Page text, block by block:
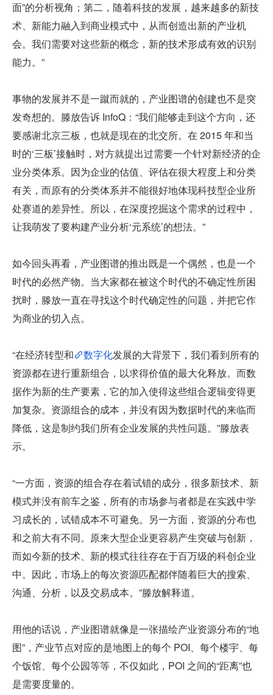
面”的分析视角；第二，随着科技的发展，越来越多的新技
术、新能力融入到商业模式中，从而创造出新的产业机
会。我们需要对这些新的概念，新的技术形成有效的识别
能力。”
事物的发展并不是一蹴而就的，产业图谱的创建也不是突
发奇想的。滕放告诉 InfoQ：“我们能够走到这个方向，还
要感谢北京三板，也就是现在的北交所。在 2015 年和当
时的‘三板’接触时，对方就提出过需要一个针对新经济的企
业分类体系。因为企业的估值、评估在很大程度上和分类
有关，而原有的分类体系并不能很好地体现科技型企业所
处赛道的差异性。所以，在深度挖掘这个需求的过程中，
让我萌发了要构建产业分析‘元系统’的想法。”
如今回头再看，产业图谱的推出既是一个偶然，也是一个
时代的必然产物。当大家都在被这个时代的不确定性所困
扰时，滕放一直在寻找这个时代确定性的问题，并把它作
为商业的切入点。
“在经济转型和 数字化发展的大背景下，我们看到所有的
资源都在进行重新组合，以求得价值的最大化释放。而数
据作为新的生产要素，它的加入使得这些组合逻辑变得更
加复杂。资源组合的成本，并没有因为数据时代的来临而
降低，这是制约我们所有企业发展的共性问题。”滕放表
示。
“一方面，资源的组合存在着试错的成分，很多新技术、新
模式并没有前车之鉴，所有的市场参与者都是在实践中学
习成长的，试错成本不可避免。另一方面，资源的分布也
和之前大有不同。原来大型企业更容易产生突破与创新，
而如今新的技术、新的模式往往存在于百万级的科创企业
中。因此，市场上的每次资源匹配都伴随着巨大的搜索、
沟通、分析，以及交易成本。”滕放解释道。
用他的话说，产业图谱就像是一张描绘产业资源分布的“地
图”，产业节点对应的是地图上的每个 POI、每个楼宇、每
个饭馆、每个公园等等，不仅如此，POI 之间的“距离”也
是需要度量的。